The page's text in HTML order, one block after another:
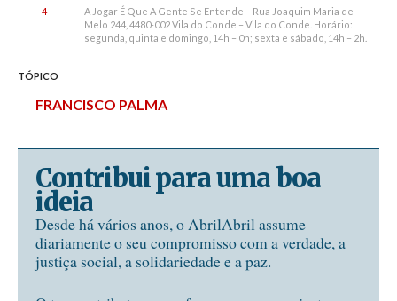
4
A Jogar É Que A Gente Se Entende – Rua Joaquim Maria de
Melo 244, 4480-002 Vila do Conde – Vila do Conde. Horário:
segunda, quinta e domingo, 14h – 0h; sexta e sábado, 14h – 2h.
TÓPICO
FRANCISCO PALMA
Contribui para uma boa
ideia
Desde há vários anos, o AbrilAbril assume
diariamente o seu compromisso com a verdade, a
justiça social, a solidariedade e a paz.